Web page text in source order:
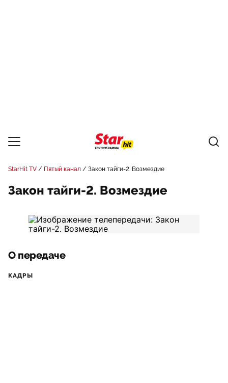
StarHit TV Пятый канал Закон тайги-2. Возмездие
Закон тайги-2. Возмездие
О передаче
КАДРЫ